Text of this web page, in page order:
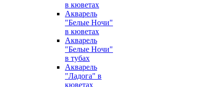
в кюветах
Акварель
"Белые Ночи"
в кюветах
Акварель
"Белые Ночи"
в тубах
Акварель
"Ладога" в
кюветах